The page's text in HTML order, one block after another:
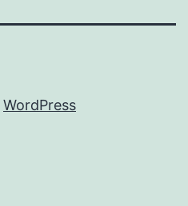
WordPress